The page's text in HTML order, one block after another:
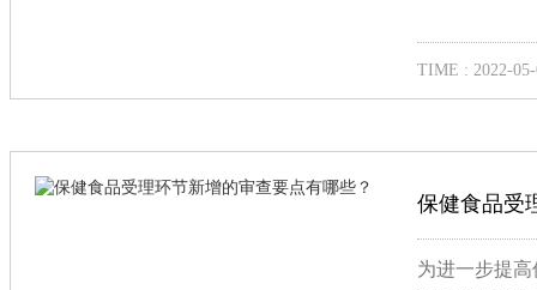
TIME : 2022-
保健食品受
为进一步提